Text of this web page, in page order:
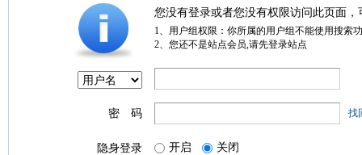
您没有登录或者您没有权限访问此页面
1、用户组权限：你所属的用户组不能使用搜索
2、您还不是站点会员,请先登录站点
密 码 找
隐身登录 开启 关闭